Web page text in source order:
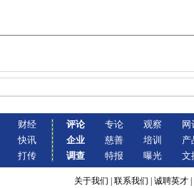
财经
快讯
打传
评论
企业
调查
专论
慈善
特报
观察
培训
曝光
网
产
文
关于我们 联系我们 诚聘英才